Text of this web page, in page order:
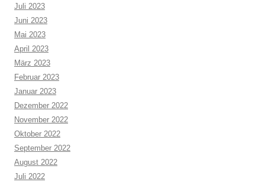
Juli 2023
Juni 2023
Mai 2023
April 2023
März 2023
Februar 2023
Januar 2023
Dezember 2022
November 2022
Oktober 2022
September 2022
August 2022
Juli 2022